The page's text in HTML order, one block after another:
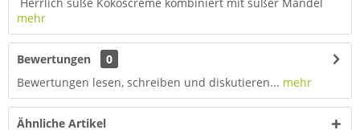
mehr
Bewertungen
0
Bewertungen lesen, schreiben und diskutieren... mehr
Ähnliche Artikel